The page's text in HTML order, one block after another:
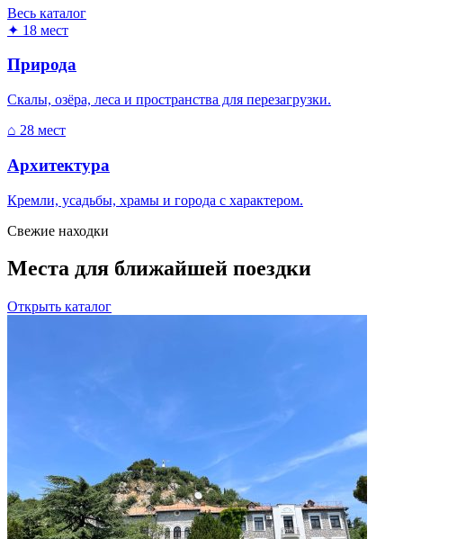
Весь каталог
✦ 18 мест
Природа
Скалы, озёра, леса и пространства для перезагрузки.
⌂ 28 мест
Архитектура
Кремли, усадьбы, храмы и города с характером.
Свежие находки
Места для ближайшей поездки
Открыть каталог